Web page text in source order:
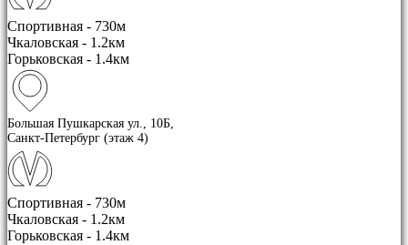
Спортивная - 730м
Чкаловская - 1.2км
Горьковская - 1.4км
Большая Пушкарская ул., 10Б,
Санкт-Петербург (этаж 4)
Спортивная - 730м
Чкаловская - 1.2км
Горьковская - 1.4км